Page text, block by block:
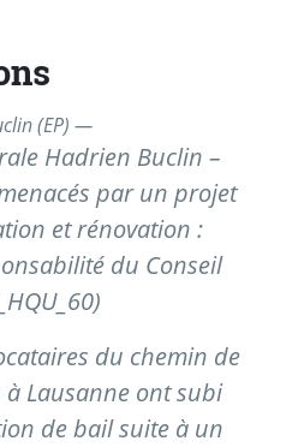
(EP) —
Hadrien Buclin –
par un projet
et rénovation :
du Conseil
du chemin de
Lausanne ont subi
de bail suite à un